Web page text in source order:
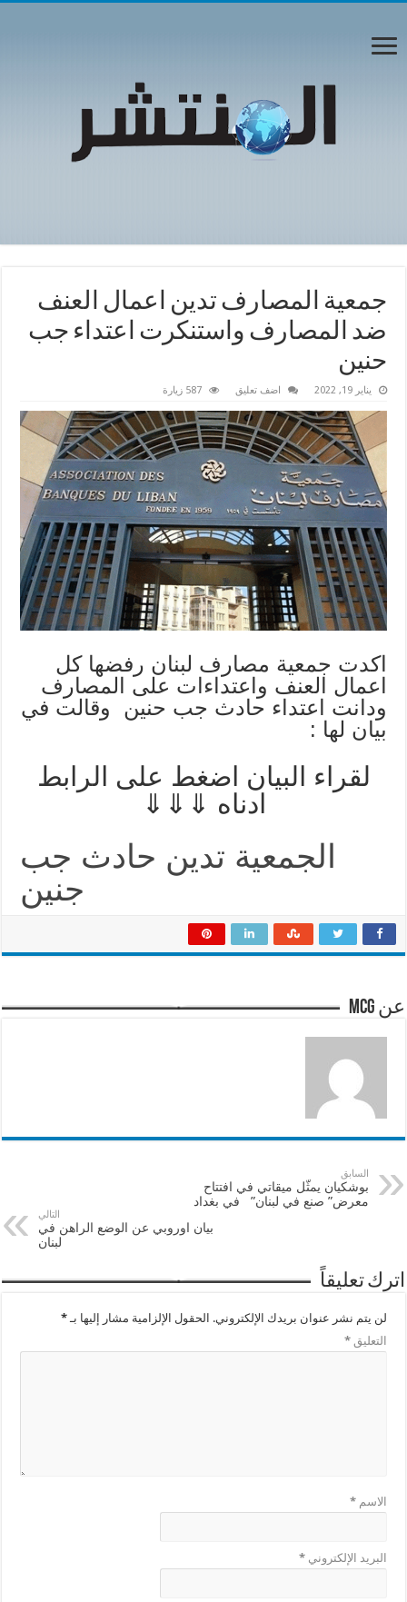
جمعية المصارف تدين اعمال العنف
ضد المصارف واستنكرت اعتداء جب
حنين
يناير 19, 2022 اضف تعليق 587 زيارة
اكدت جمعية مصارف لبنان رفضها كل
اعمال العنف واعتداءات على المصارف
ودانت اعتداء حادث جب حنين وقالت في
بيان لها :
لقراء البيان اضغط على الرابط
ادناه ⇓⇓⇓
الجمعية تدين حادث جب
جنين
عن mcg
السابق
بوشكيان يمثّل ميقاتي في افتتاح
معرض” صنع في لبنان” في بغداد
التالي
بيان اوروبي عن الوضع الراهن في
لبنان
اترك تعليقاً
لن يتم نشر عنوان بريدك الإلكتروني. الحقول الإلزامية مشار إليها بـ*
التعليق*
الاسم*
البريد الإلكتروني*